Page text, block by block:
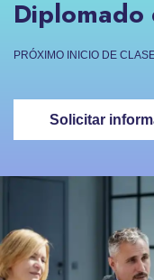
Diplomado
PRÓXIMO INICIO DE
Solicitar